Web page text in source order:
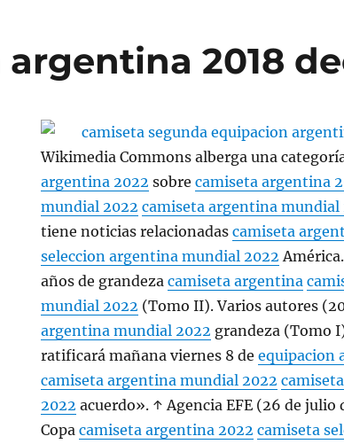
2018
Wikimedia Commons alberga una
argentina 2022 sobrecamiseta argentina
mundial 2022 camiseta argentina mundial
tiene noticias relacionadascamiseta
seleccion argentina mundial 2022
años de grandezacamiseta argentina
mundial 2022 (Tomo II). Varios autores
argentina mundial 2022 grandeza (Tomo
ratificará mañana viernes 8 deequipacion
camiseta argentina mundial 2022
2022 acuerdo». ↑ Agencia EFE (26 de julio
Copacamiseta argentina 2022 camiseta